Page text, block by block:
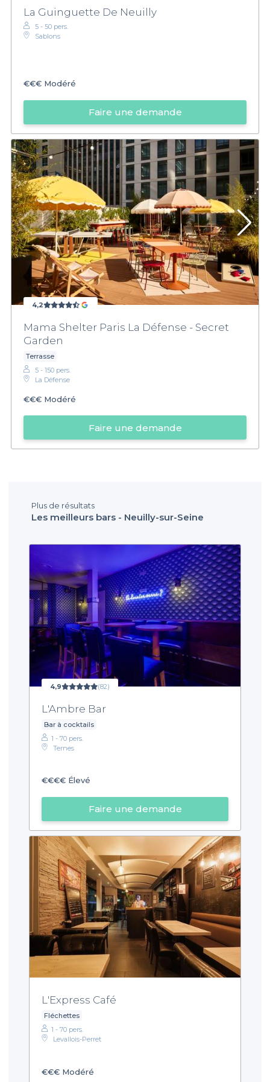
La Guinguette De Neuilly
5 - 50 pers.
Sablons
€€€ Modéré
Faire une demande
4,2
Mama Shelter Paris La Défense - Secret
Garden
Terrasse
5 - 150 pers.
La Défense
€€€ Modéré
Faire une demande
Plus de résultats
Les meilleurs bars - Neuilly-sur-Seine
4,9 (82)
L'Ambre Bar
Bar à cocktails
1 - 70 pers.
Ternes
€€€€ Élevé
Faire une demande
L'Express Café
Fléchettes
1 - 70 pers.
Levallois-Perret
€€€ Modéré